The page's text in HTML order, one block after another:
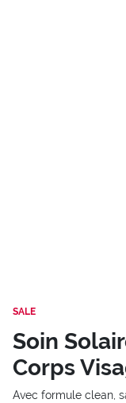
SALE
Soin
Corps
Avec formule clean,